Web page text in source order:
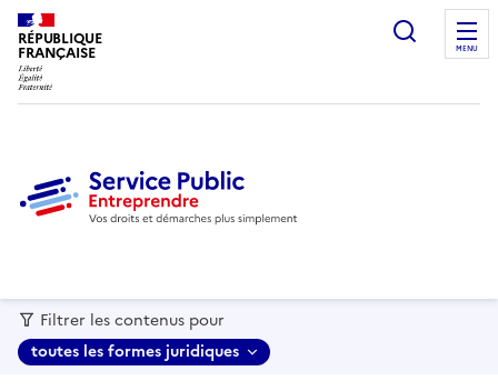
RÉPUBLIQUE
FRANÇAISE MENU
Filtrer les contenus pour
toutes les formes juridiques